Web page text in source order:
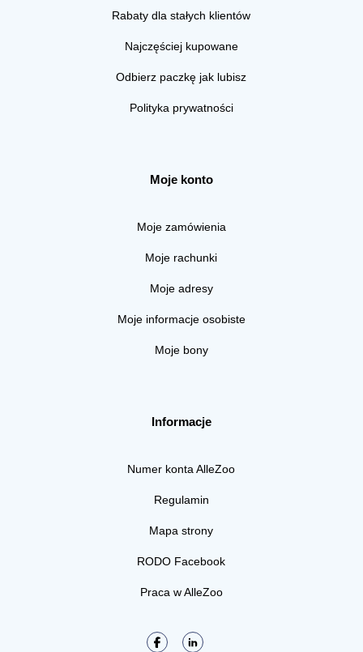
Rabaty dla stałych klientów
Najczęściej kupowane
Odbierz paczkę jak lubisz
Polityka prywatności
Moje konto
Moje zamówienia
Moje rachunki
Moje adresy
Moje informacje osobiste
Moje bony
Informacje
Numer konta AlleZoo
Regulamin
Mapa strony
RODO Facebook
Praca w AlleZoo